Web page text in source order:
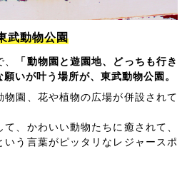
武動物公園
「動物園と遊園地、どっちも行き
いが叶う場所が、東武動物公園。
物園、花や植物の広場が併設されて
、かわいい動物たちに癒されて、
いう言葉がピッタリなレジャースポ